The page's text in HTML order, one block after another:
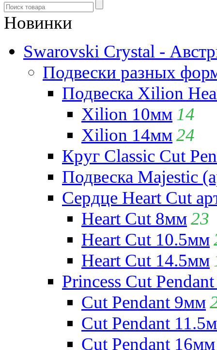
Новинки
Swarovski Crystal -
Подвески разных
Подвеска Xilion
Xilion 10мм 14
Xilion 14мм24
Круг Classic Cut
Подвеска Majestic
Сердце Heart Cut
Heart Cut 8мм23
Heart Cut 10.5мм
Heart Cut 14.5мм
Princess Cut
Cut Pendant 9мм
Cut Pendant
Cut Pendant 16мм